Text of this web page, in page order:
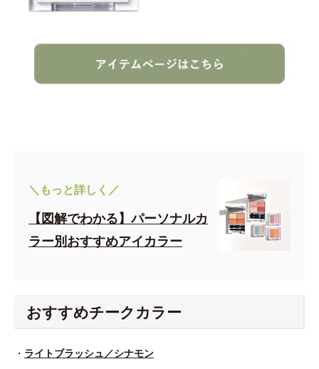
＼もっと詳しく／
【図解でわかる】パーソナルカ
ラー別おすすめアイカラー
おすすめチークカラー
・ ライトブラッシュ／シナモン